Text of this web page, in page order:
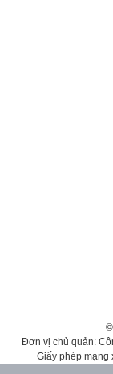
Đơn vị chủ quản:
Giấy phép mạng